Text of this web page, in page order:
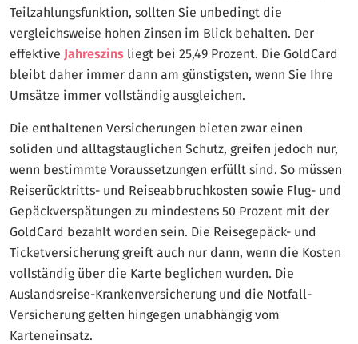
Teilzahlungsfunktion, sollten Sie unbedingt die
vergleichsweise hohen Zinsen im Blick behalten. Der
effektive Jahreszins liegt bei 25,49 Prozent. Die GoldCard
bleibt daher immer dann am günstigsten, wenn Sie Ihre
Umsätze immer vollständig ausgleichen.
Die enthaltenen Versicherungen bieten zwar einen
soliden und alltagstauglichen Schutz, greifen jedoch nur,
wenn bestimmte Voraussetzungen erfüllt sind. So müssen
Reiserücktritts- und Reiseabbruchkosten sowie Flug- und
Gepäckverspätungen zu mindestens 50 Prozent mit der
GoldCard bezahlt worden sein. Die Reisegepäck- und
Ticketversicherung greift auch nur dann, wenn die Kosten
vollständig über die Karte beglichen wurden. Die
Auslandsreise-Krankenversicherung und die Notfall-
Versicherung gelten hingegen unabhängig vom
Karteneinsatz.